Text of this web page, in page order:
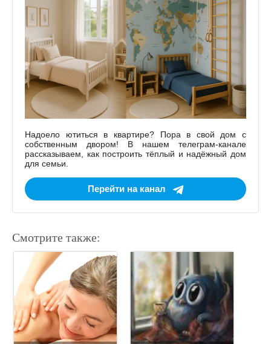
Надоело ютиться в квартире? Пора в свой дом с
собственным двором! В нашем телеграм-канале
рассказываем, как построить тёплый и надёжный дом
для семьи.
Перейти на канал
Смотрите также: